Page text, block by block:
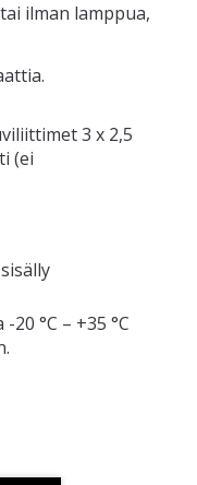
ilman lamppua,
3 x 2,5
(ei
°C – +35 °C